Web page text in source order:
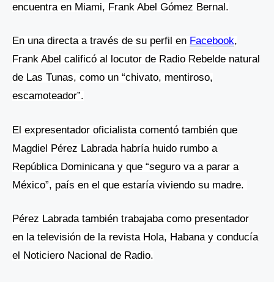
encuentra en Miami, Frank Abel Gómez Bernal.
En una directa a través de su perfil en Facebook,
Frank Abel calificó al locutor de Radio Rebelde natural
de Las Tunas, como un “chivato, mentiroso,
escamoteador”.
El expresentador oficialista comentó también que
Magdiel Pérez Labrada habría huido rumbo a
República Dominicana y que “seguro va a parar a
México”, país en el que estaría viviendo su madre.
Pérez Labrada también trabajaba como presentador
en la televisión de la revista Hola, Habana y conducía
el Noticiero Nacional de Radio.